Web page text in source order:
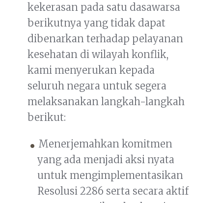
kekerasan pada satu dasawarsa
berikutnya yang tidak dapat
dibenarkan terhadap pelayanan
kesehatan di wilayah konflik,
kami menyerukan kepada
seluruh negara untuk segera
melaksanakan langkah-langkah
berikut:
Menerjemahkan komitmen
yang ada menjadi aksi nyata
untuk mengimplementasikan
Resolusi 2286 serta secara aktif